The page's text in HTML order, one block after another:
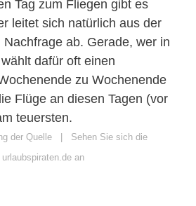
Tag zum Fliegen gibt es
leitet sich natürlich aus der
ab. Gerade, wer in
dafür oft einen
zu Wochenende
Flüge an diesen Tagen (vor
teuersten.
der Quelle | Sehen Sie sich die
an